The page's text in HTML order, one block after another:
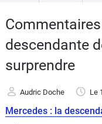
Essais
Guide
d'achat
Electriques
descendante
surprendre
Audric Doche Le
Mercedes : la